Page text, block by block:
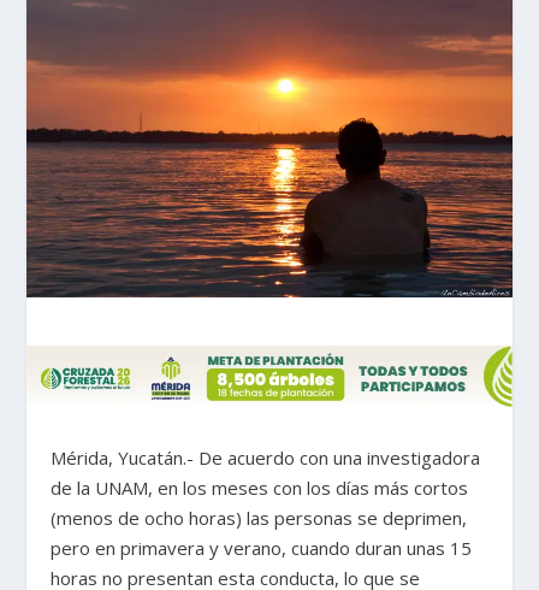
Mérida, Yucatán.- De acuerdo con una investigadora
de la UNAM, en los meses con los días más cortos
(menos de ocho horas) las personas se deprimen,
pero en primavera y verano, cuando duran unas 15
horas no presentan esta conducta, lo que se